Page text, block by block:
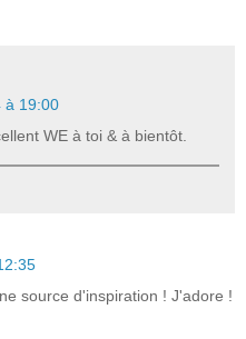
à 19:00
WE à toi & à bientôt.
source d'inspiration ! J'adore !